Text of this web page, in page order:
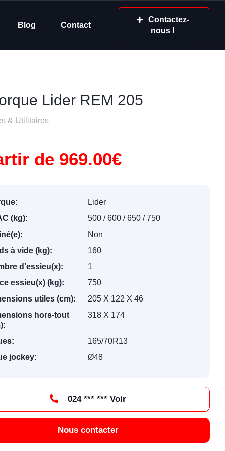
Blog Contact
Contactez-
nous !
Lider REM 205
& Utilitaires
de 969.00€
Lider
(kg):
500 / 600 / 650 / 750
Non
à vide (kg):
160
d'essieu(x):
1
essieu(x) (kg):
750
utiles (cm):
205 X 122 X 46
hors-tout
318 X 174
165/70R13
jockey:
Ø48
024 *** *** Voir
Nous contacter